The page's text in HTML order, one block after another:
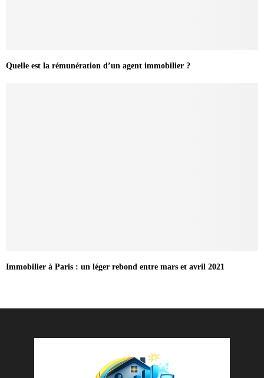
Quelle est la rémunération d’un agent immobilier ?
Immobilier à Paris : un léger rebond entre mars et avril 2021